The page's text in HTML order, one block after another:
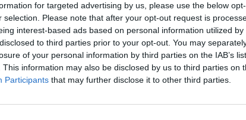
for targeted advertising by us, please use the below
selection. Please note that after your opt-out request is
interest-based ads based on personal information utilized
to third parties prior to your opt-out. You may
of your personal information by third parties on the IAB’s
This information may also be disclosed by us to third parties on
Participants that may further disclose it to other third parties.
továbbra is teljesíthetők a jövő év végére